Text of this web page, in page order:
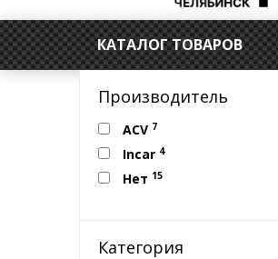
КАТАЛОГ ТОВАРОВ
Производитель
ACV 7
Incar 4
Нет 15
Категория